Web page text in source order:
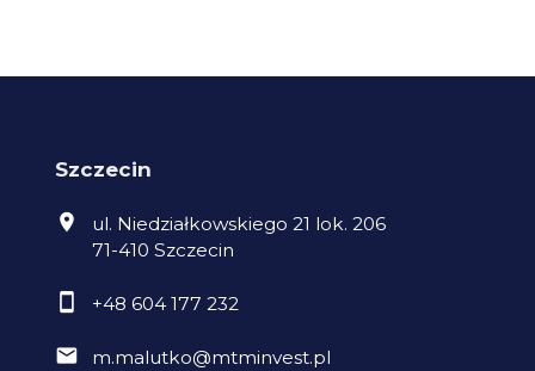
Szczecin
ul. Niedziałkowskiego 21 lok. 206
71-410 Szczecin
+48 604 177 232
m.malutko@mtminvest.pl